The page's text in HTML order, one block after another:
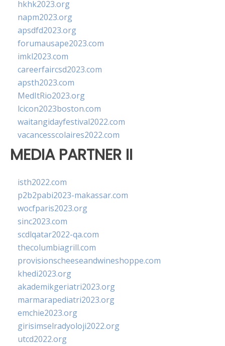
hkhk2023.org
napm2023.org
apsdfd2023.org
forumausape2023.com
imkl2023.com
careerfaircsd2023.com
apsth2023.com
MedItRio2023.org
lcicon2023boston.com
waitangidayfestival2022.com
vacancesscolaires2022.com
MEDIA PARTNER II
isth2022.com
p2b2pabi2023-makassar.com
wocfparis2023.org
sinc2023.com
scdlqatar2022-qa.com
thecolumbiagrill.com
provisionscheeseandwineshoppe.com
khedi2023.org
akademikgeriatri2023.org
marmarapediatri2023.org
emchie2023.org
girisimselradyoloji2022.org
utcd2022.org